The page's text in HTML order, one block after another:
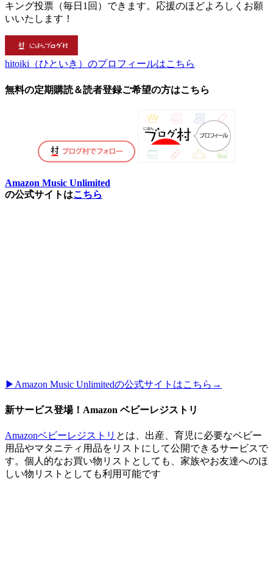
キング投票（毎日1回）できます。応援のほどよろしくお願
いいたします！
hitoiki（ひといき）のプロフィールはこちら
無料の定期購読＆読者登録ご希望の方はこちら
Amazon Music Unlimited
の公式サイトはこちら
▶︎Amazon Music Unlimitedの公式サイトはこちら→
新サービス登場！Amazon ベビーレジストリ
Amazonベビーレジストリ とは、出産、育児に必要なベビー
用品やマタニティ用品をリストにして公開できるサービスで
す。個人的なお買い物リストとしても、家族やお友達へのほ
しい物リストとしても利用可能です